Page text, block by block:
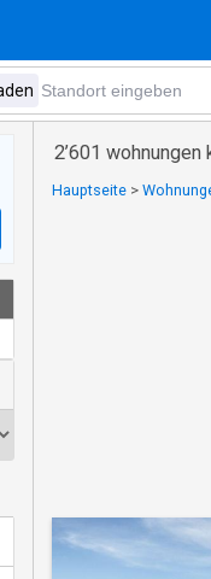
2’601
Hauptseite >